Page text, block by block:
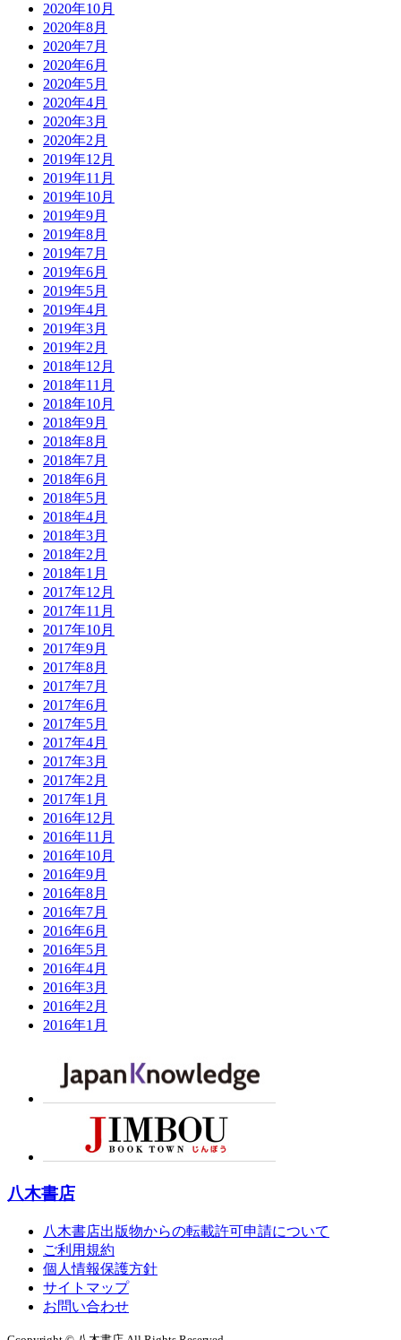
2020年10月
2020年8月
2020年7月
2020年6月
2020年5月
2020年4月
2020年3月
2020年2月
2019年12月
2019年11月
2019年10月
2019年9月
2019年8月
2019年7月
2019年6月
2019年5月
2019年4月
2019年3月
2019年2月
2018年12月
2018年11月
2018年10月
2018年9月
2018年8月
2018年7月
2018年6月
2018年5月
2018年4月
2018年3月
2018年2月
2018年1月
2017年12月
2017年11月
2017年10月
2017年9月
2017年8月
2017年7月
2017年6月
2017年5月
2017年4月
2017年3月
2017年2月
2017年1月
2016年12月
2016年11月
2016年10月
2016年9月
2016年8月
2016年7月
2016年6月
2016年5月
2016年4月
2016年3月
2016年2月
2016年1月
八木書店
八木書店出版物からの転載許可申請について
ご利用規約
個人情報保護方針
サイトマップ
お問い合わせ